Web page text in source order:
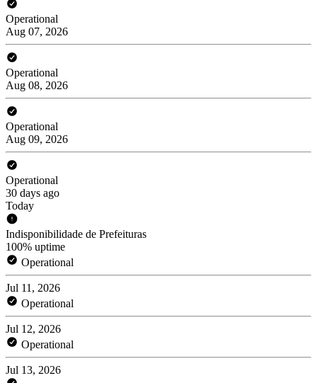
Operational
Aug 07, 2026
Operational
Aug 08, 2026
Operational
Aug 09, 2026
Operational
30 days ago
Today
Indisponibilidade de Prefeituras
100% uptime
Operational
Jul 11, 2026
Operational
Jul 12, 2026
Operational
Jul 13, 2026